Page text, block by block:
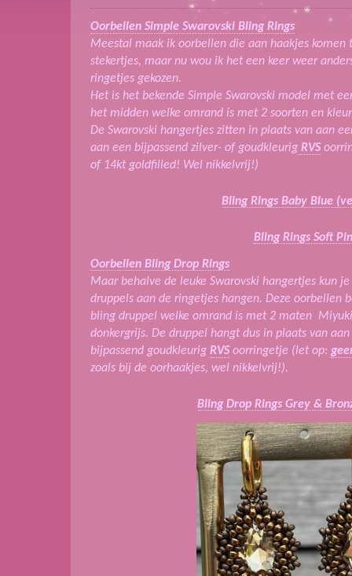
Oorbellen Simple Swarovski Bling Rings
Meestal maak ik oorbellen die aan haakjes komen
stekertjes, maar nu wou ik het een keer weer
ringetjes gekozen.
Het is het bekende Simple Swarovski model met
het midden welke omrand is met 2 soorten en
De Swarovski hangertjes zitten in plaats van aan
aan een bijpassend zilver- of goudkleurig RVS
of 14kt goldfilled! Wel nikkelvrij!)
Bling Rings Baby Blue
Bling Rings Soft
Oorbellen Bling Drop Rings
Maar behalve de leuke Swarovski hangertjes kun
druppels aan de ringetjes hangen. Deze oorbellen
bling druppel welke omrand is met 2 maten
donkergrijs. De druppel hangt dus in plaats van
bijpassend goudkleurig RVSoorringetje (let op:
zoals bij de oorhaakjes, wel nikkelvrij!).
Bling Drop Rings Grey &